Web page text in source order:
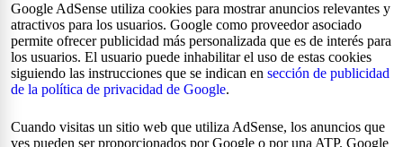
Google AdSense utiliza cookies para mostrar anuncios relevantes y
atractivos para los usuarios. Google como proveedor asociado
permite ofrecer publicidad más personalizada que es de interés para
los usuarios. El usuario puede inhabilitar el uso de estas cookies
siguiendo las instrucciones que se indican en sección de publicidad
de la política de privacidad de Google.
Cuando visitas un sitio web que utiliza AdSense, los anuncios que
ves pueden ser proporcionados por Google o por una ATP. Google